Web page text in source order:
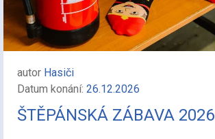
autor Hasiči
Datum konání: 26.12.2026
ŠTĚPÁNSKÁ ZÁBAVA 2026